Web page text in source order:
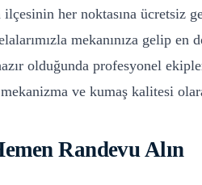
ilçesinin her noktasına ücretsiz
mekanınıza gelip en
olduğunda profesyonel
ve kumaş kalitesi
Randevu Alın